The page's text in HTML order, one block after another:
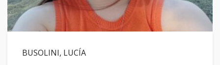
BUSOLINI, LUCÍA